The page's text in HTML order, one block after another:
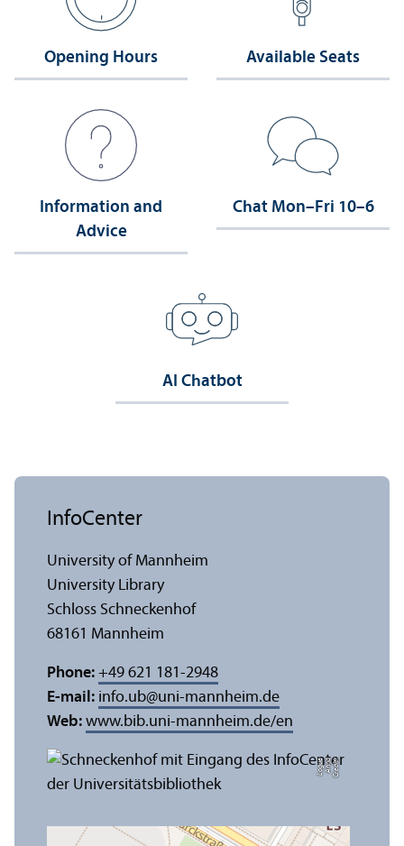
Opening Hours Available Seats
Information and
Advice
Chat Mon–Fri 10–6
AI Chatbot
C
r
e
di
t:
A
n
n
a
L
o
g
u
e
InfoCenter
University of Mannheim
University Library
Schloss Schneckenhof
68161 Mannheim
Phone: +49 621 181-2948
E-mail: info.ub@uni-mannheim.de
Web: www.bib.uni-mannheim.de/en